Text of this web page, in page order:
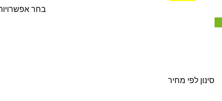
סינון לפי מחיר
בחר